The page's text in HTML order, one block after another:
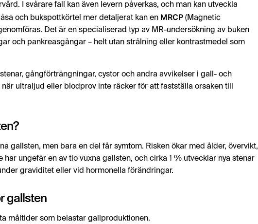
I svårare fall kan även levern påverkas, och man kan utveckla
och bukspottkörtel mer detaljerat kan en MRCP (Magnetic
Det är en specialiserad typ av MR-undersökning av buken
och pankreasgångar – helt utan strålning eller kontrastmedel som
gångförträngningar, cystor och andra avvikelser i gall- och
ultraljud eller blodprov inte räcker för att fastställa orsaken till
gallsten, men bara en del får symtom. Risken ökar med ålder, övervikt,
har ungefär en av tio vuxna gallsten, och cirka 1 % utvecklar nya stenar
graviditet eller vid hormonella förändringar.
gallsten
måltider som belastar gallproduktionen.